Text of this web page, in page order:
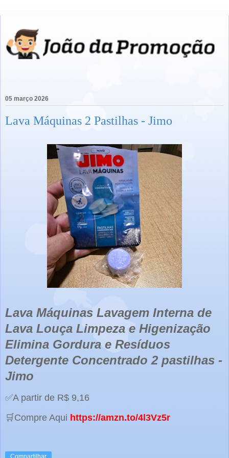
05 março 2026
Lava Máquinas 2 Pastilhas - Jimo
Lava Máquinas Lavagem Interna de
Lava Louça Limpeza e Higenização
Elimina Gordura e Resíduos
Detergente Concentrado 2 pastilhas -
Jimo
✅A partir de R$ 9,16
🛒Compre Aqui https://amzn.to/4l3Vz5r